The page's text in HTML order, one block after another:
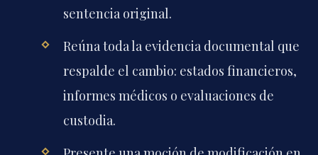
sentencia original.
Reúna toda la evidencia documental que
respalde el cambio: estados financieros,
informes médicos o evaluaciones de
custodia.